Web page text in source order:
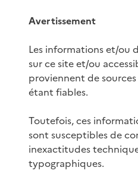
Avertissement
Les informations et/ou
sur ce site et/ou
proviennent de
étant fiables.
Toutefois, ces
sont susceptibles de
inexactitudes
typographiques.